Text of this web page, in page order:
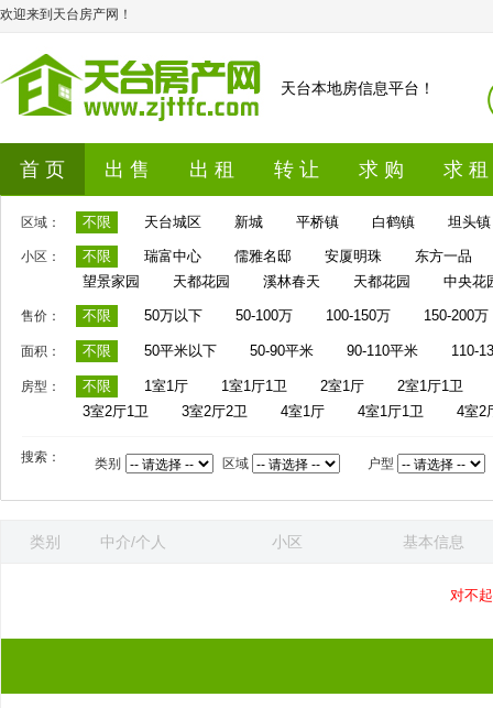
欢迎来到天台房产网！
天台本地房信息平台！
首 页 出 售 出 租 转 让 求 购 求 租
区域： 不限 天台城区 新城 平桥镇 白鹤镇 坦头镇
小区： 不限 瑞富中心 儒雅名邸 安厦明珠
东方一品
望景家园
天都花园 溪林春天 天都花园 中央花
售价： 不限 50万以下 50-100万 100-150万 150-200万
面积： 不限 50平米以下 50-90平米 90-110平米 110-
房型： 不限 1室1厅 1室1厅1卫 2室1厅
2室1厅1卫
3室2厅1卫
3室2厅2卫 4室1厅 4室1厅1卫 4室2
搜索： 类别 区域 户型
类别 中介/个人 小区 基本信息
对不